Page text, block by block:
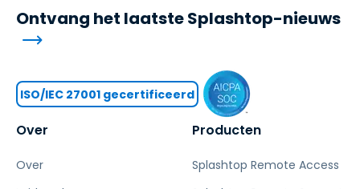
Over
Over
Producten
Splashtop Remote Access
Ontvang het laatste Splashtop-nieuws
ISO/IEC 27001 gecertificeerd